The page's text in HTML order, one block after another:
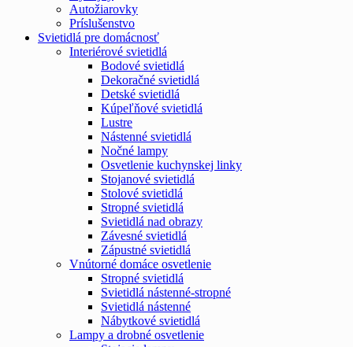
Autožiarovky
Príslušenstvo
Svietidlá pre domácnosť
Interiérové svietidlá
Bodové svietidlá
Dekoračné svietidlá
Detské svietidlá
Kúpeľňové svietidlá
Lustre
Nástenné svietidlá
Nočné lampy
Osvetlenie kuchynskej linky
Stojanové svietidlá
Stolové svietidlá
Stropné svietidlá
Svietidlá nad obrazy
Závesné svietidlá
Zápustné svietidlá
Vnútorné domáce osvetlenie
Stropné svietidlá
Svietidlá nástenné-stropné
Svietidlá nástenné
Nábytkové svietidlá
Lampy a drobné osvetlenie